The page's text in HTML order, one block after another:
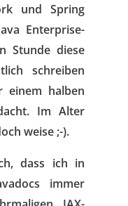
und Spring
Enterprise-
Stunde diese
schreiben
einem halben
Im Alter
weise ;-).
dass ich in
immer